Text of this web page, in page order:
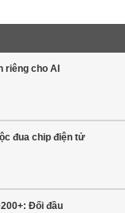
riêng cho AI
đua chip điện tử
Đối đầu